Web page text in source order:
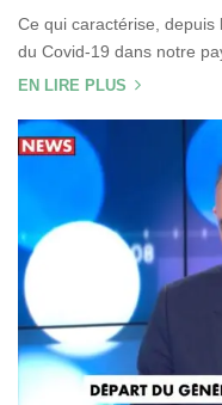
Ce qui caractérise,
du Covid-19 dans notre
EN LIRE PLUS